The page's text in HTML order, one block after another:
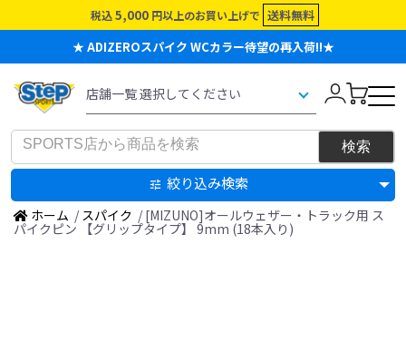
税込 5,000 円以上のお買い上げで 送料無料
★ ADIZEROスパイク WCカラー待望の再入荷!!★
絞り込み検索
ホーム / スパイク / [MIZUNO]オールウェザー・トラック用 ス
パイクピン 【グリップタイプ】 9mm (18本入り)